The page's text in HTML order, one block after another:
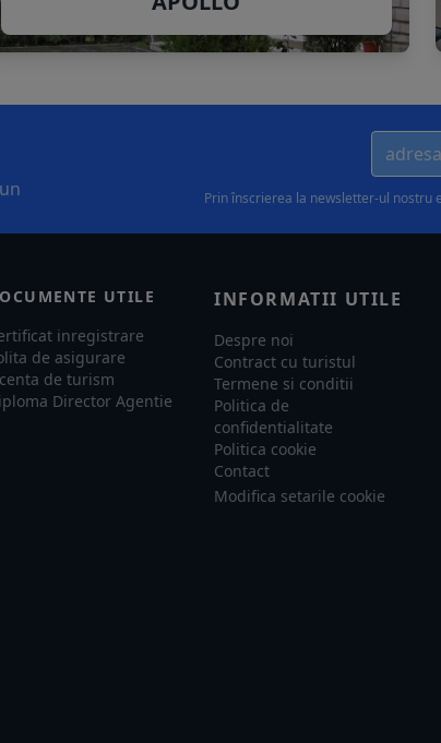
Prin înscrierea la newsletter-ul nostru
UTILE
inregistrare
de asigurare
de turism
Director Agentie
INFORMATII UTILE
Despre noi
Contract cu turistul
Termene si conditii
Politica de
confidentialitate
Politica cookie
Contact
Modifica setarile cookie